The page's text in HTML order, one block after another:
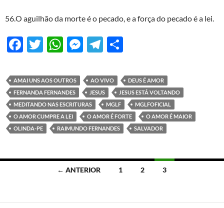
56.O aguilhão da morte é o pecado, e a força do pecado é a lei.
F
e
b
o
o
k
T
itt
er
W
at
s
A
p
p
M
se
n
g
er
T
e
gr
a
m
ar
e
AMAI UNS AOS OUTROS AO VIVO
DEUS É AMOR
FERNANDA FERNANDES
JESUS
JESUS ESTÁ VOLTANDO
MEDITANDO NAS ESCRITURAS
MGLF
MGLFOFICIAL
O AMOR CUMPRE A LEI
O AMOR É FORTE
O AMOR É MAIOR
OLINDA-PE
RAIMUNDO FERNANDES SALVADOR
Navegação
posts
← ANTERIOR 1 2 3